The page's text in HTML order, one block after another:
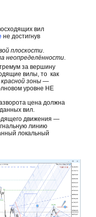
вил
не достигнув
плоскости.
неопределённости.
за вершину
вилы, то как
зоны —
уровне НЕ
цена должна
данных вил.
движения —
линию
локальный